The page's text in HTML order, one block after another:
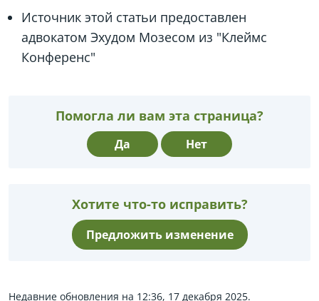
Источник этой статьи предоставлен
адвокатом Эхудом Мозесом из "Клеймс
Конференс"
Помогла ли вам эта страница?
Да Нет
Хотите что-то исправить?
Предложить изменение
Недавние обновления на 12:36, 17 декабря 2025.